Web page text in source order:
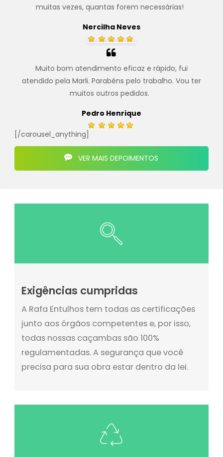
muitas vezes, quantas forem necessárias!
Nercilha Neves
Muito bom atendimento eficaz e rápido, fui
atendido pela Marli. Parabéns pelo trabalho. Vou ter
muitos outros pedidos.
Pedro Henrique
[/carousel_anything]
VER MAIS DEPOIMENTOS
Exigências cumpridas
A Rafa Entulhos tem todas as certificações
junto aos órgãos competentes e, por isso,
todas nossas caçambas são 100%
regulamentadas. A segurança que você
precisa para sua obra estar dentro da lei.